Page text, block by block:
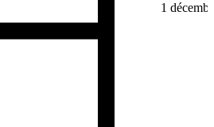
1